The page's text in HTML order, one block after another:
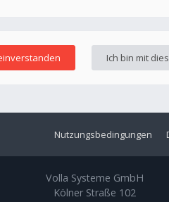
Nutzungsbedingungen
Volla Systeme GmbH
Kölner Straße 102